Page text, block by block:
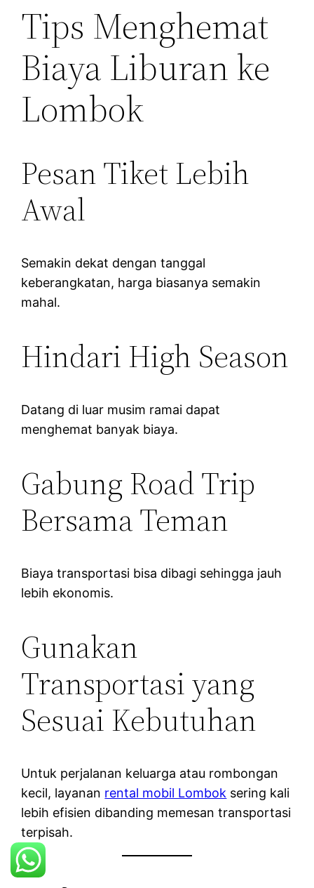
Tips Menghemat
Biaya Liburan ke
Lombok
Pesan Tiket Lebih
Awal
Semakin dekat dengan tanggal
keberangkatan, harga biasanya semakin
mahal.
Hindari High Season
Datang di luar musim ramai dapat
menghemat banyak biaya.
Gabung Road Trip
Bersama Teman
Biaya transportasi bisa dibagi sehingga jauh
lebih ekonomis.
Gunakan
Transportasi yang
Sesuai Kebutuhan
Untuk perjalanan keluarga atau rombongan
kecil, layanan rental mobil Lombok sering kali
lebih efisien dibanding memesan transportasi
terpisah.